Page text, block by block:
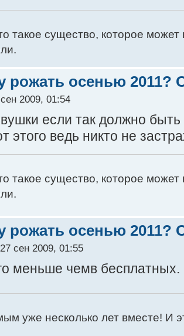
такое существо, которое
рожать осенью 2011?
2009, 01:54
если так должно
этого ведь никто не
такое существо, которое
рожать осенью 2011?
сен 2009, 01:55
меньше чемв бесплатных.
уже несколько лет вместе! И